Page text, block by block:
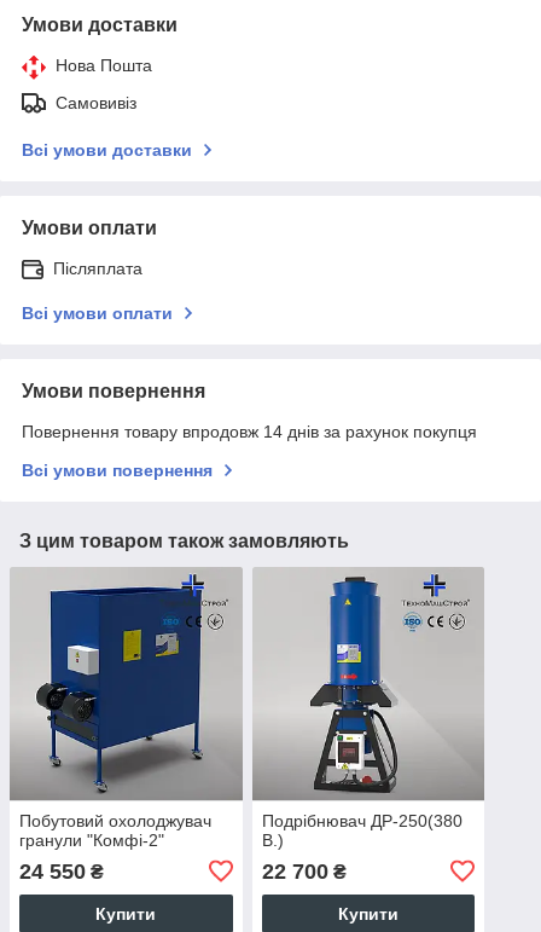
Умови доставки
Нова Пошта
Самовивіз
Всі умови доставки
Умови оплати
Післяплата
Всі умови оплати
Умови повернення
Повернення товару впродовж 14 днів за рахунок покупця
Всі умови повернення
З цим товаром також замовляють
Побутовий охолоджувач
гранули "Комфі-2"
24 550 ₴
Купити
Подрібнювач ДР-250(380
В.)
22 700₴
Купити